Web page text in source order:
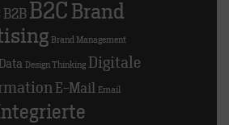
B2B B2C Brand
Brand Management
Design Thinking Digitale
E-Mail Email